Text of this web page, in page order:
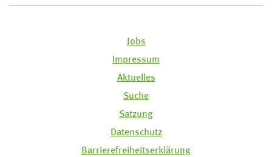
Jobs
Impressum
Aktuelles
Suche
Satzung
Datenschutz
Barrierefreiheitserklärung